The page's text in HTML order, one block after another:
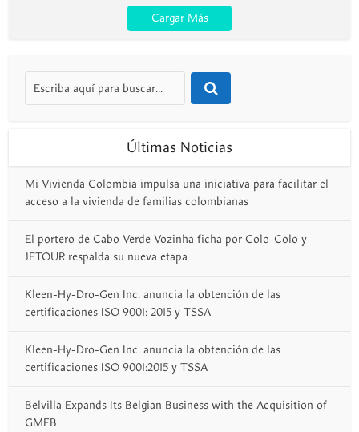
Cargar Más
Últimas Noticias
Mi Vivienda Colombia impulsa una iniciativa para facilitar el
acceso a la vivienda de familias colombianas
El portero de Cabo Verde Vozinha ficha por Colo-Colo y
JETOUR respalda su nueva etapa
Kleen-Hy-Dro-Gen Inc. anuncia la obtención de las
certificaciones ISO 9001: 2015 y TSSA
Kleen-Hy-Dro-Gen Inc. anuncia la obtención de las
certificaciones ISO 9001:2015 y TSSA
Belvilla Expands Its Belgian Business with the Acquisition of
GMFB